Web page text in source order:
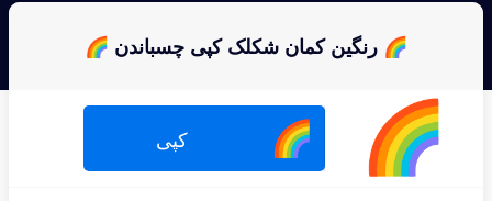
🌈 رنگين كمان شکلک کپی چسباندن 🌈
🌈
🌈 کپی